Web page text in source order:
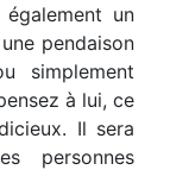
un
pendaison
simplement
à lui, ce
Il sera
personnes